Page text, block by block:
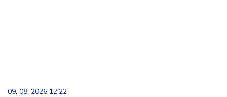
09. 08. 2026 12:22